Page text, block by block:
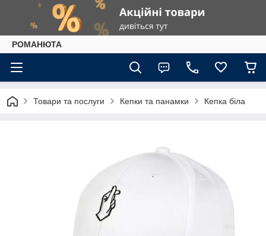
РОМАНЮТА
Товари та послуги Кепки та панамки Кепка біла